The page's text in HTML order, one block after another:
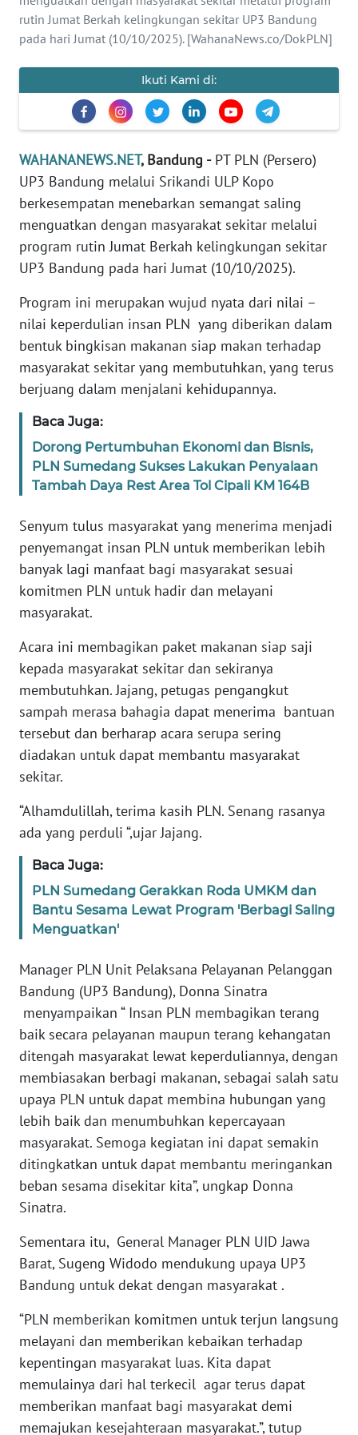
rutin Jumat Berkah kelingkungan sekitar UP3 Bandung
pada hari Jumat (10/10/2025). [WahanaNews.co/DokPLN]
Ikuti Kami di:
WAHANANEWS.NET, Bandung -PT PLN (Persero)
UP3 Bandung melalui Srikandi ULP Kopo
berkesempatan menebarkan semangat saling
menguatkan dengan masyarakat sekitar melalui
program rutin Jumat Berkah kelingkungan sekitar
UP3 Bandung pada hari Jumat (10/10/2025).
Program ini merupakan wujud nyata dari nilai –
nilai keperdulian insan PLN yang diberikan dalam
bentuk bingkisan makanan siap makan terhadap
masyarakat sekitar yang membutuhkan, yang terus
berjuang dalam menjalani kehidupannya.
Baca Juga:
Dorong Pertumbuhan Ekonomi dan Bisnis,
PLN Sumedang Sukses Lakukan Penyalaan
Tambah Daya Rest Area Tol Cipali KM 164B
Senyum tulus masyarakat yang menerima menjadi
penyemangat insan PLN untuk memberikan lebih
banyak lagi manfaat bagi masyarakat sesuai
komitmen PLN untuk hadir dan melayani
masyarakat.
Acara ini membagikan paket makanan siap saji
kepada masyarakat sekitar dan sekiranya
membutuhkan. Jajang, petugas pengangkut
sampah merasa bahagia dapat menerima bantuan
tersebut dan berharap acara serupa sering
diadakan untuk dapat membantu masyarakat
sekitar.
“Alhamdulillah, terima kasih PLN. Senang rasanya
ada yang perduli “,ujar Jajang.
Baca Juga:
PLN Sumedang Gerakkan Roda UMKM dan
Bantu Sesama Lewat Program 'Berbagi Saling
Menguatkan'
Manager PLN Unit Pelaksana Pelayanan Pelanggan
Bandung (UP3 Bandung), Donna Sinatra
menyampaikan “ Insan PLN membagikan terang
baik secara pelayanan maupun terang kehangatan
ditengah masyarakat lewat keperduliannya, dengan
membiasakan berbagi makanan, sebagai salah satu
upaya PLN untuk dapat membina hubungan yang
lebih baik dan menumbuhkan kepercayaan
masyarakat. Semoga kegiatan ini dapat semakin
ditingkatkan untuk dapat membantu meringankan
beban sesama disekitar kita”, ungkap Donna
Sinatra.
Sementara itu, General Manager PLN UID Jawa
Barat, Sugeng Widodo mendukung upaya UP3
Bandung untuk dekat dengan masyarakat .
“PLN memberikan komitmen untuk terjun langsung
melayani dan memberikan kebaikan terhadap
kepentingan masyarakat luas. Kita dapat
memulainya dari hal terkecil agar terus dapat
memberikan manfaat bagi masyarakat demi
memajukan kesejahteraan masyarakat.”, tutup
JABAR
WN
WN
KEPRI
WN
PAPUA
PAPUA
BARAT
RIAU
WN
WN
JAMBI
WN
SULTRA
WN
NTB
WN
SULTENG
WN
SULBAR
WN
WN
WN
SUMSEL
BENGKULU
WN
LAMPUNG
WN
JATENG
WN
NUSANTARA
WN
JOGJA
WN
JATIM
BALI
WN
KALBAR
WN